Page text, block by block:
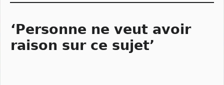
‘Personne ne veut avoir
raison sur ce sujet’